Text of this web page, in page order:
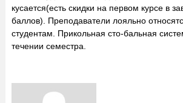
кусается(есть скидки на первом курсе в
баллов). Преподаватели лояльно
студентам. Прикольная сто-бальная
течении семестра.